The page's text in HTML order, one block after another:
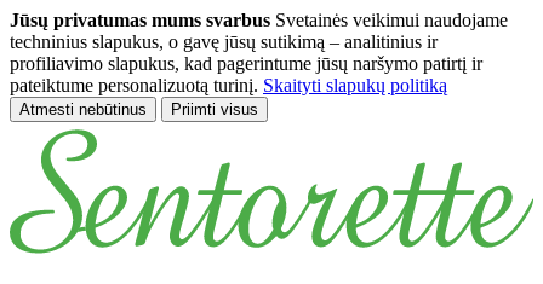
Jūsų privatumas mums svarbus Svetainės veikimui naudojame
techninius slapukus, o gavę jūsų sutikimą – analitinius ir
profiliavimo slapukus, kad pagerintume jūsų naršymo patirtį ir
pateiktume personalizuotą turinį. Skaityti slapukų politiką
Atmesti nebūtinus Priimti visus
Pereiti prie pagrindinio turinio